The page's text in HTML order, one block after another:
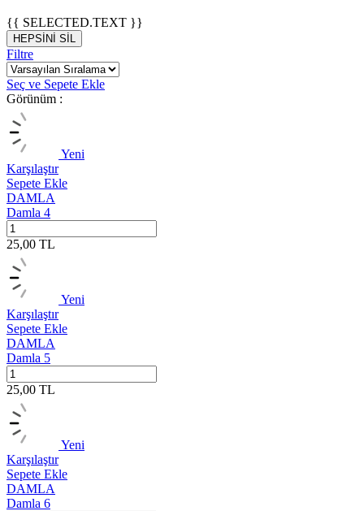
{{ SELECTED.TEXT }}
HEPSİNİ SİL
Filtre
Seç ve Sepete Ekle
Görünüm :
Yeni
Karşılaştır
Sepete Ekle
DAMLA
Damla 4
25,00 TL
Yeni
Karşılaştır
Sepete Ekle
DAMLA
Damla 5
25,00 TL
Yeni
Karşılaştır
Sepete Ekle
DAMLA
Damla 6